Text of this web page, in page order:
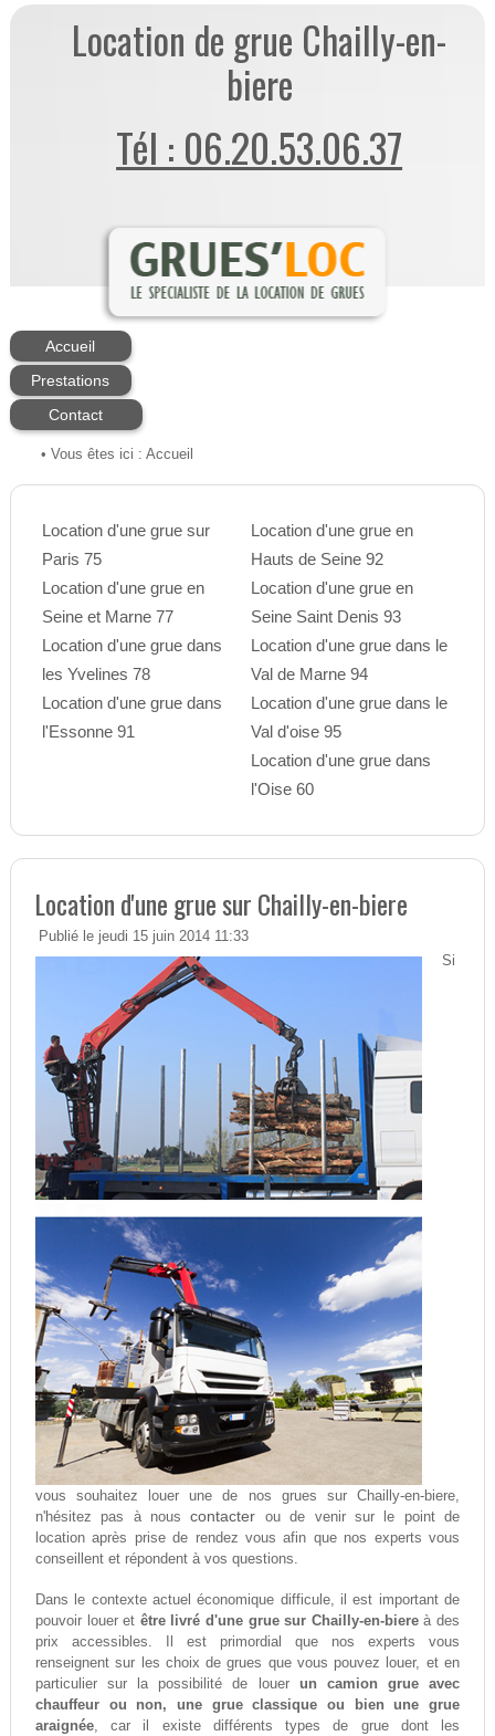
Location de grue Chailly-en-
biere
Tél : 06.20.53.06.37
Accueil
Prestations
Contact
• Vous êtes ici : Accueil
Location d'une grue sur
Paris 75
Location d'une grue en
Seine et Marne 77
Location d'une grue dans
les Yvelines 78
Location d'une grue dans
l'Essonne 91
Location d'une grue en
Hauts de Seine 92
Location d'une grue en
Seine Saint Denis 93
Location d'une grue dans le
Val de Marne 94
Location d'une grue dans le
Val d'oise 95
Location d'une grue dans
l'Oise 60
Location d'une grue sur Chailly-en-biere
Publié le jeudi 15 juin 2014 11:33
Si
vous souhaitez louer une de nos grues sur Chailly-en-biere,
n'hésitez pas à nouscontacter ou de venir sur le point de
location après prise de rendez vous afin que nos experts vous
conseillent et répondent à vos questions.
Dans le contexte actuel économique difficule, il est important de
pouvoir louer et être livré d'une grue sur Chailly-en-biereà des
prix accessibles. Il est primordial que nos experts vous
renseignent sur les choix de grues que vous pouvez louer, et en
particulier sur la possibilité de louer un camion grue avec
chauffeur ou non, une grue classique ou bien une grue
araignée, car il existe différents types de grue dont les